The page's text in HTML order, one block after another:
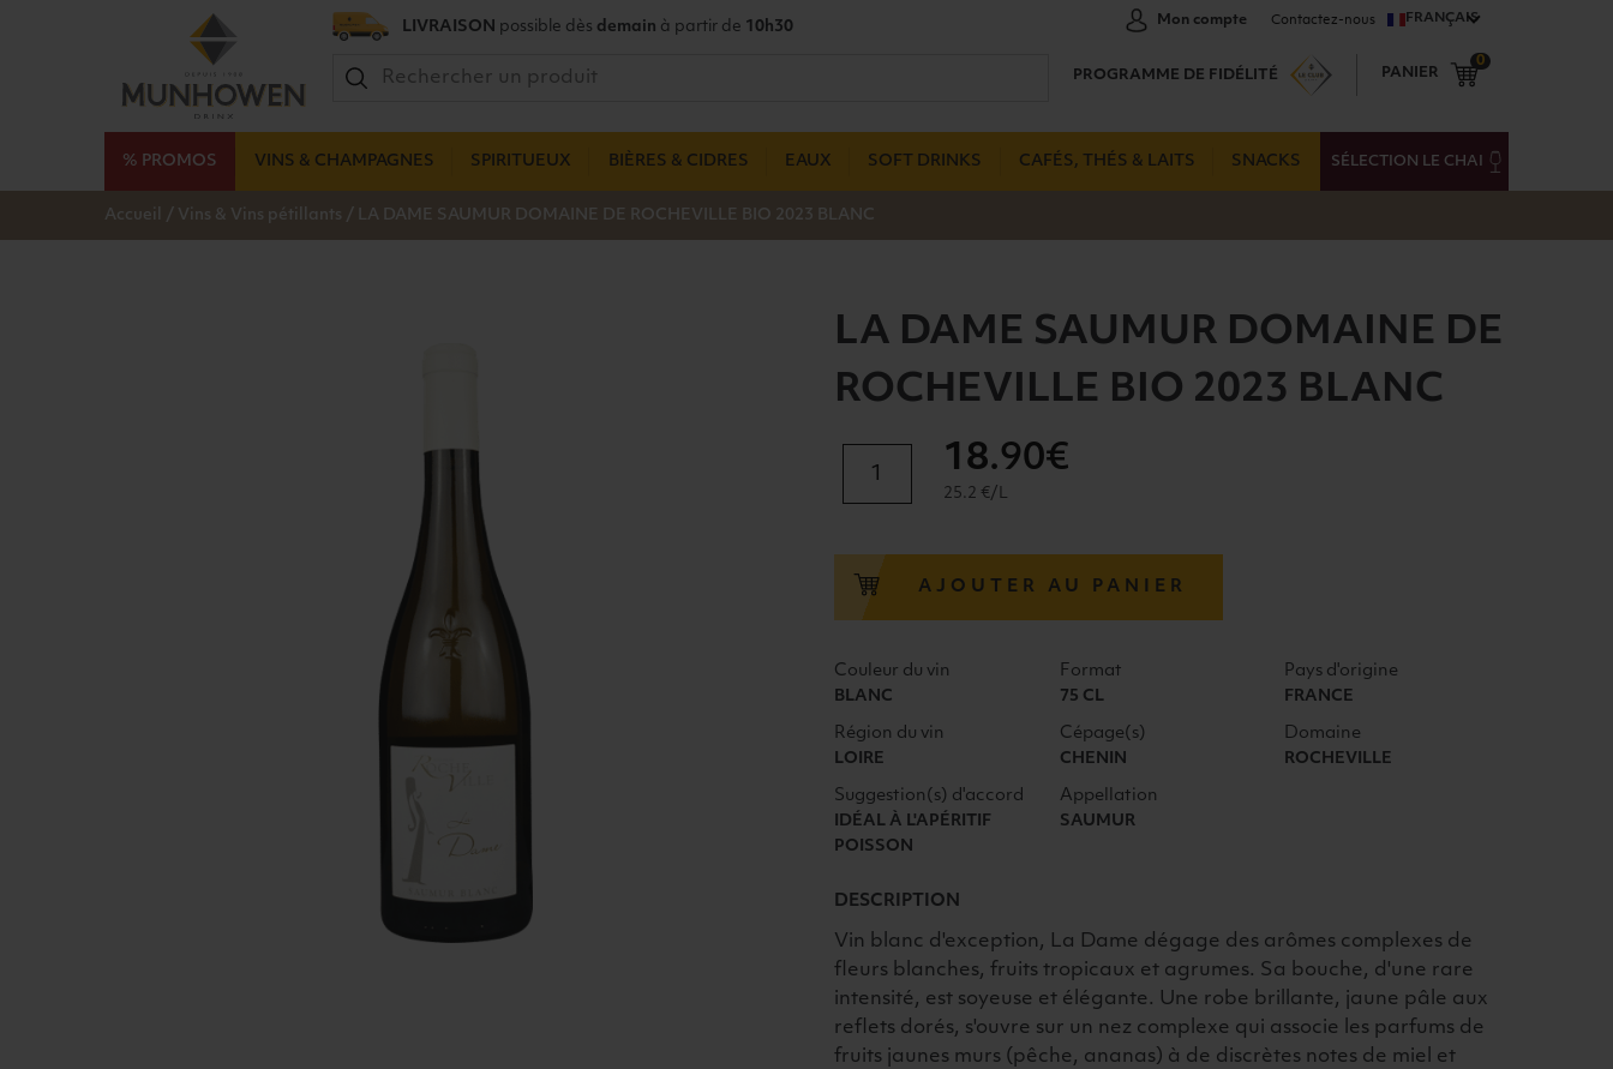
LIVRAISON possible dès demain à partir de 10h30 Mon compte Contactez-nous FRANÇAIS
PROGRAMME DE FIDÉLITÉ PANIER
0
% PROMOS VINS & CHAMPAGNES SPIRITUEUX BIÈRES & CIDRES EAUX SOFT DRINKS CAFÉS, THÉS & LAITS SNACKS SÉLECTION LE CHAI
Accueil / Vins & Vins pétillants / LA DAME SAUMUR DOMAINE DE ROCHEVILLE BIO 2023 BLANC
LA DAME SAUMUR DOMAINE DE
ROCHEVILLE BIO 2023 BLANC
SAUMUR
DOMAINE
ROCHEVILLE
BIO
BLANC
18.90€
25.2 €/L
AJOUTER AU PANIER
Couleur du vin
BLANC
Format
75 CL
Pays d'origine
FRANCE
Région du vin
LOIRE
Cépage(s)
CHENIN
Domaine
ROCHEVILLE
Suggestion(s) d'accord
IDÉAL À L'APÉRITIF
POISSON
Appellation
SAUMUR
DESCRIPTION
Vin blanc d'exception, La Dame dégage des arômes complexes de
fleurs blanches, fruits tropicaux et agrumes. Sa bouche, d'une rare
intensité, est soyeuse et élégante. Une robe brillante, jaune pâle aux
reflets dorés, s'ouvre sur un nez complexe qui associe les parfums de
fruits jaunes murs (pêche, ananas) à de discrètes notes de miel et